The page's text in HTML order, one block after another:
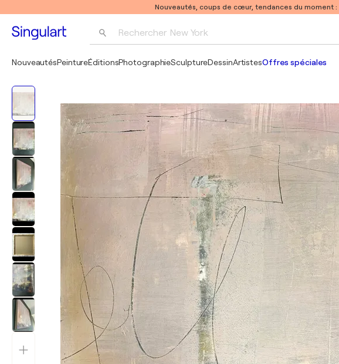
Nouveautés, coups de cœur, tendances du moment :
Rechercher New York
Pablo Picasso
NouveautésPeintureÉditionsPhotographieSculptureDessinArtistesOffres spéciales